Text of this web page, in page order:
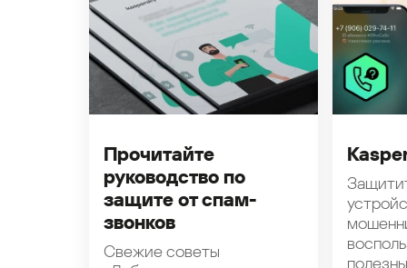
Прочитайте
руководство по
защите от спам-
звонков
Свежие советы